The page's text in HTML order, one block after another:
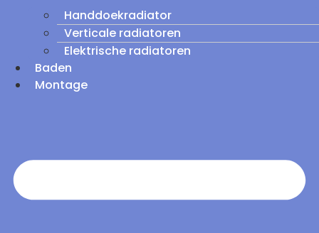
Handdoekradiator
Verticale radiatoren
Elektrische radiatoren
Baden
Montage